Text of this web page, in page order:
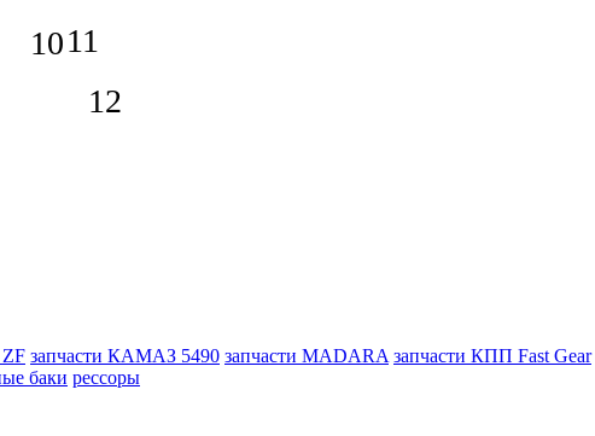
ZF запчасти КАМАЗ 5490 запчасти MADARA запчасти КПП Fast Gear
баки рессоры
1011
12